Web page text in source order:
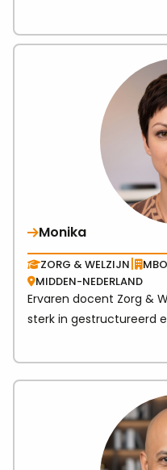
Monika
ZORG & WELZIJN| MBO
MIDDEN-NEDERLAND
Ervaren docent Zorg &
sterk in gestructureerd